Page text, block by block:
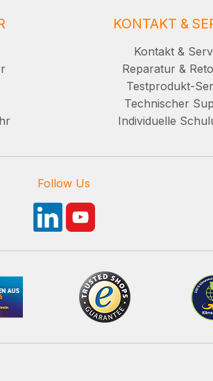
KONTAKT &
Kontakt &
Reparatur &
Testprodukt-
Technischer
Individuelle
Follow Us